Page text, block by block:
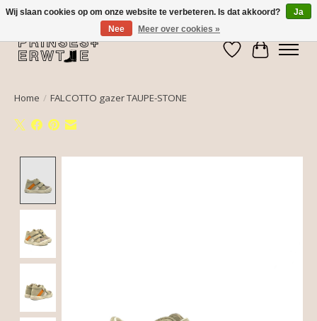
Verlanglijst
Home / FALCOTTO gazer TAUPE-STONE
Wij slaan cookies op om onze website te verbeteren. Is dat akkoord?
Ja
Nee
Meer over cookies »